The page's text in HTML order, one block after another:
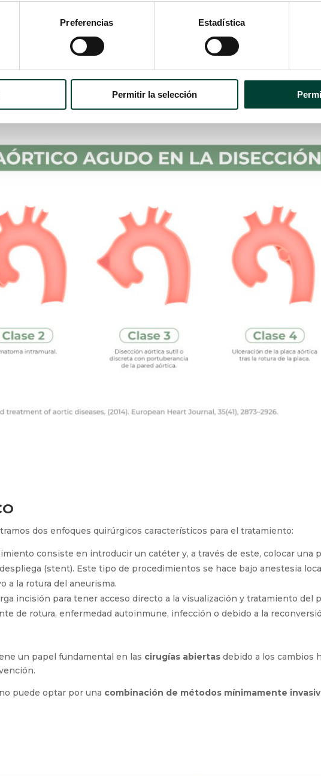
Preferencias Estadística
Permitir la selección
formas características:
aneurisma fusiforme sobresale o se hincha alrededor de todos los lados
en uno de los lados de vaso sanguíneo.
dos enfoques quirúrgicos característicos para el tratamiento:
consiste en introducir un catéter y, a través de este, colocar una
(stent). Este tipo de procedimientos se hace bajo anestesia
a la rotura del aneurisma.
incisión para tener acceso directo a la visualización y tratamiento del
de rotura, enfermedad autoinmune, infección o debido a la
un papel fundamental en las cirugías abiertasdebido a los cambios
puede optar por una combinación de métodos mínimamente